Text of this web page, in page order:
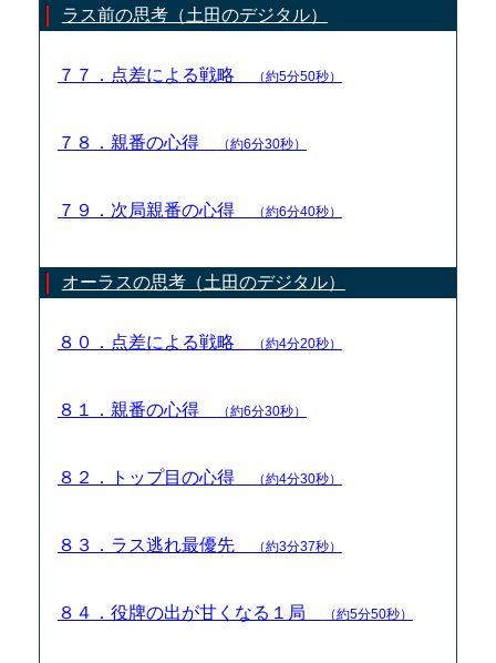
ラス前の思考（土田のデジタル）
７７．点差による戦略 （約5分50秒）
７８．親番の心得 （約6分30秒）
７９．次局親番の心得 （約6分40秒）
オーラスの思考（土田のデジタル）
８０．点差による戦略 （約4分20秒）
８１．親番の心得 （約6分30秒）
８２．トップ目の心得 （約4分30秒）
８３．ラス逃れ最優先 （約3分37秒）
８４．役牌の出が甘くなる１局 （約5分50秒）